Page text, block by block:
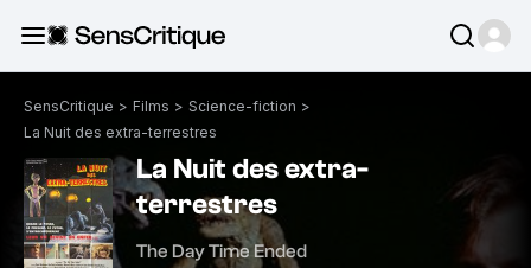
SensCritique > Films > Science-fiction >
La Nuit des extra-terrestres
La Nuit des extra-
terrestres
The Day Time Ended